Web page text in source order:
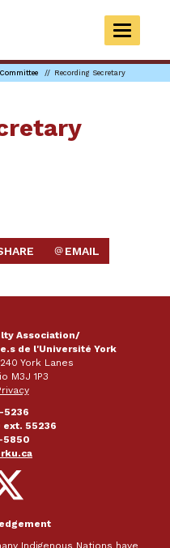
TOGGLE
Recording Secretary
ON LINKEDIN
SEND EMAIL
EMAIL
Association/
de l'Université York
York Lanes
M3J 1P3
5236
ext. 55236
5850
Indigenous Nations have